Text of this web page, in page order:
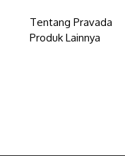
Tentang Pravada
Produk Lainnya